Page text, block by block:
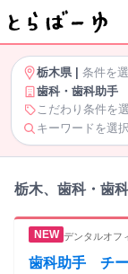
栃木県| 条件を
歯科・歯科助手
こだわり条件を
キーワードを選
栃木、歯科・歯
デンタルオフ
歯科助手 チー